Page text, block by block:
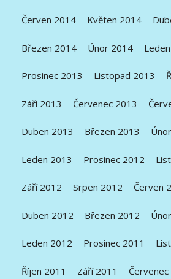
Červen 2014 Květen 2014
Březen 2014 Únor 2014
Prosinec 2013 Listopad 2013
Září 2013 Červenec 2013
Duben 2013 Březen 2013
Leden 2013 Prosinec 2012
Září 2012 Srpen 2012 Červen
Duben 2012 Březen 2012
Leden 2012 Prosinec 2011
Říjen 2011 Září 2011 Červenec